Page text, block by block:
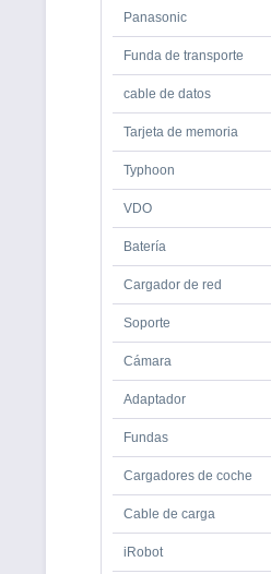
Panasonic
Funda de transporte
cable de datos
Tarjeta de memoria
Typhoon
VDO
Batería
Cargador de red
Soporte
Cámara
Adaptador
Fundas
Cargadores de coche
Cable de carga
iRobot